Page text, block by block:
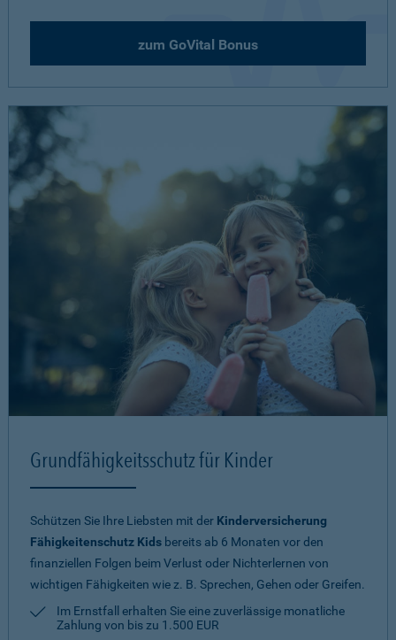
zum GoVital Bonus
Grundfähigkeitsschutz für Kinder
Schützen Sie Ihre Liebsten mit der Kinderversicherung
Fähigkeitenschutz Kids bereits ab 6 Monaten vor den
finanziellen Folgen beim Verlust oder Nichterlernen von
wichtigen Fähigkeiten wie z. B. Sprechen, Gehen oder Greifen.
Im Ernstfall erhalten Sie eine zuverlässige monatliche
Zahlung von bis zu 1.500 EUR